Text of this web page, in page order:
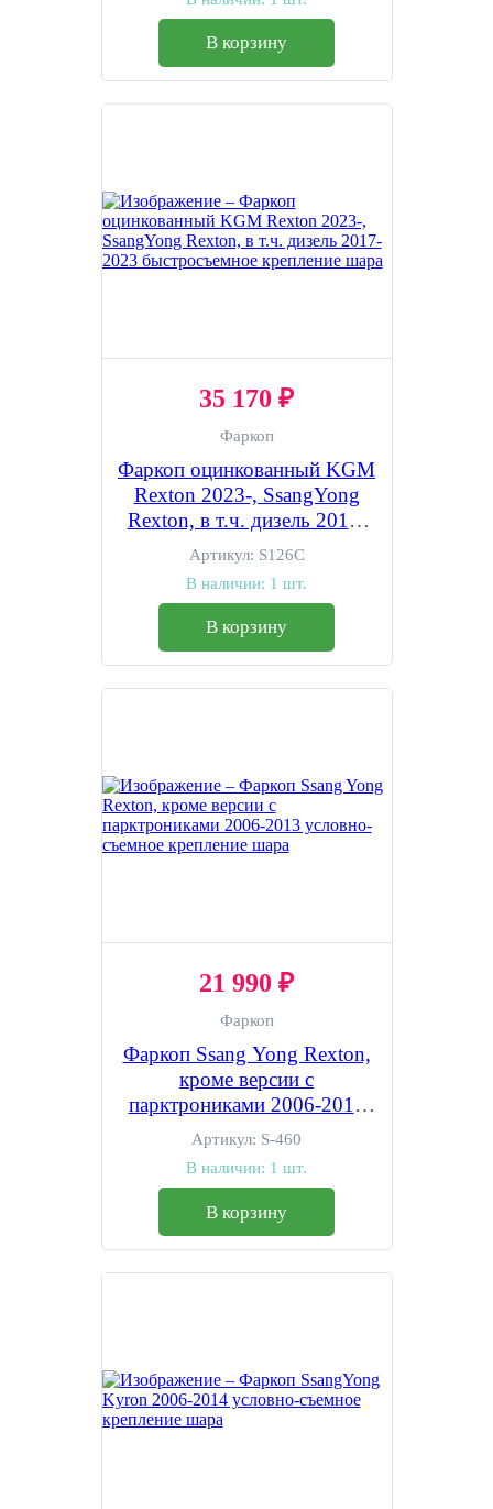
В корзину
35 170 ₽
Фаркоп
Фаркоп оцинкованный KGM
Rexton 2023-, SsangYong
Rexton, в т.ч. дизель 2017-
2023 быстросъемное
крепление шара
Артикул: S126C
В наличии: 1 шт.
В корзину
21 990 ₽
Фаркоп
Фаркоп Ssang Yong Rexton,
кроме версии с
парктрониками 2006-2013
условно-съемное крепление
шара
Артикул: S-460
В наличии: 1 шт.
В корзину